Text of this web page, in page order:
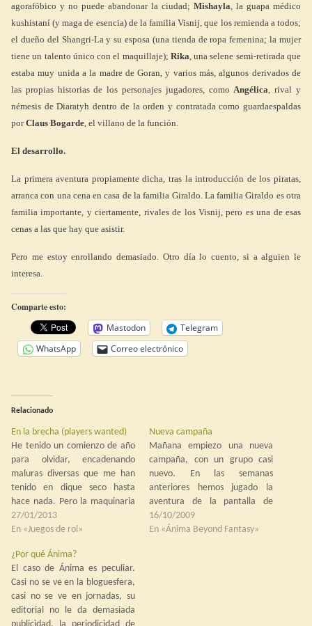
agorafóbico y no puede abandonar la ciudad; Mishayla, la guapa médico
kushistaní (y maga de esencia) de la familia Visnij, que los remienda a todos;
el dueño del Shangri-La y su esposa (una tienda de ropa femenina; la mujer
tiene un talento único con el maquillaje); Rika, una selene semi-retirada que
estaba muy unida a la madre de Goran, y varios más, algunos derivados de
las propias historias de los personajes jugadores, comoAngélica, rival y
némesis de Diaratyh dentro de la orden y contratada como guardaespaldas
porClaus Bogarde, el villano de la función.
El desarrollo.
La primera aventura propiamente dicha, tras la introducción de los piratas,
arranca con una cena en casa de la familia Giraldo. La familia Giraldo es otra
familia importante, y ciertamente, rivales de los Visnij, pero es una de esas
cenas a las que hay que asistir.
Pero me estoy enrollando demasiado. Otro día lo cuento, si a alguien le
interesa.
Comparte esto:
Mastodon
Telegram
WhatsApp
Correo electrónico
Relacionado
En la brecha (players wanted)
He tenido un comienzo de año
para olvidar, encadenando
maluras diversas que me han
tenido en dique seco hasta
hace nada. Pero la maquinaria
está en estado funcional otra
vez (seamos sinceros, nunca ha
poco a poco, alcanza el
régimen de crucero. Ahora
toca ponerse…
27/01/2013
En «Juegos de rol»
Nueva campaña
Mañana empiezo una nueva
campaña, con un grupo casi
nuevo. En las semanas
anteriores hemos jugado la
aventura de la pantalla de
Ánima, para irnos conociendo y
tal, pero ahora empieza lo
16/10/2009
En «Ánima Beyond Fantasy»
¿Por qué Ánima?
El caso de Ánima es peculiar.
Casi no se ve en la bloguesfera,
casi no se ve en jornadas, su
editorial no le da demasiada